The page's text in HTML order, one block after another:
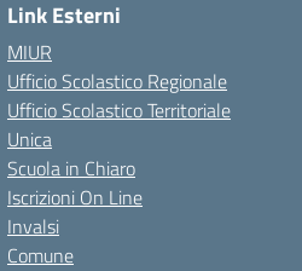
Link Esterni
MIUR
Ufficio Scolastico Regionale
Ufficio Scolastico Territoriale
Unica
Scuola in Chiaro
Iscrizioni On Line
Invalsi
Comune